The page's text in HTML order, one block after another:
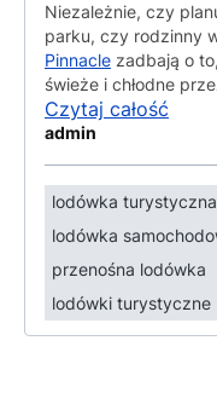
Niezależnie, czy
parku, czy rodzinny
Pinnacle zadbają o
świeże i chłodne
Czytaj całość
admin
lodówka turystyczna
lodówka
przenośna lodówka
lodówki turystyczne